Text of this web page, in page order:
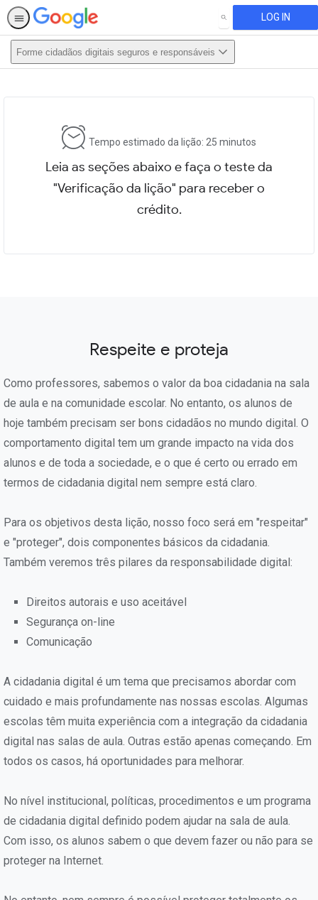
SEARCH LOG IN
Forme cidadãos digitais seguros e responsáveis
Tempo estimado da lição: 25 minutos
Leia as seções abaixo e faça o teste da
"Verificação da lição" para receber o
crédito.
Respeite e proteja
Como professores, sabemos o valor da boa cidadania na sala
de aula e na comunidade escolar. No entanto, os alunos de
hoje também precisam ser bons cidadãos no mundo digital. O
comportamento digital tem um grande impacto na vida dos
alunos e de toda a sociedade, e o que é certo ou errado em
termos de cidadania digital nem sempre está claro.
Para os objetivos desta lição, nosso foco será em "respeitar"
e "proteger", dois componentes básicos da cidadania.
Também veremos três pilares da responsabilidade digital:
Direitos autorais e uso aceitável
Segurança on-line
Comunicação
A cidadania digital é um tema que precisamos abordar com
cuidado e mais profundamente nas nossas escolas. Algumas
escolas têm muita experiência com a integração da cidadania
digital nas salas de aula. Outras estão apenas começando. Em
todos os casos, há oportunidades para melhorar.
No nível institucional, políticas, procedimentos e um programa
de cidadania digital definido podem ajudar na sala de aula.
Com isso, os alunos sabem o que devem fazer ou não para se
proteger na Internet.